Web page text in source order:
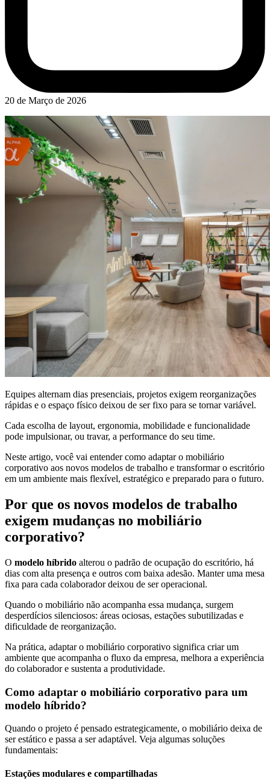
20 de Março de 2026
Equipes alternam dias presenciais, projetos exigem reorganizações
rápidas e o espaço físico deixou de ser fixo para se tornar variável.
Cada escolha de layout, ergonomia, mobilidade e funcionalidade
pode impulsionar, ou travar, a performance do seu time.
Neste artigo, você vai entender como adaptar o mobiliário
corporativo aos novos modelos de trabalho e transformar o escritório
em um ambiente mais flexível, estratégico e preparado para o futuro.
Por que os novos modelos de trabalho
exigem mudanças no mobiliário
corporativo?
O modelo híbrido alterou o padrão de ocupação do escritório, há
dias com alta presença e outros com baixa adesão. Manter uma mesa
fixa para cada colaborador deixou de ser operacional.
Quando o mobiliário não acompanha essa mudança, surgem
desperdícios silenciosos: áreas ociosas, estações subutilizadas e
dificuldade de reorganização.
Na prática, adaptar o mobiliário corporativo significa criar um
ambiente que acompanha o fluxo da empresa, melhora a experiência
do colaborador e sustenta a produtividade.
Como adaptar o mobiliário corporativo para um
modelo híbrido?
Quando o projeto é pensado estrategicamente, o mobiliário deixa de
ser estático e passa a ser adaptável. Veja algumas soluções
fundamentais:
Estações modulares e compartilhadas